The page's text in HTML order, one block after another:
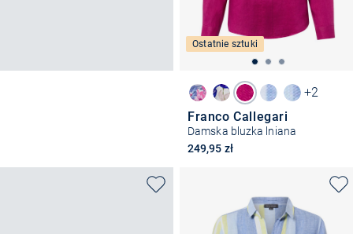
Ostatnie sztuki
+2
Franco Callegari
Damska bluzka lniana
249,95 zł